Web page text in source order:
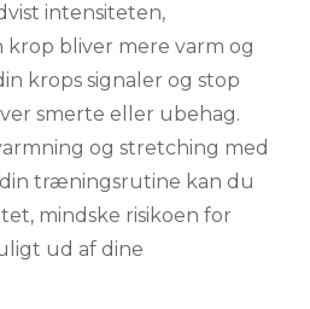
intensiteten,
bliver mere varm og
krops signaler og stop
smerte eller ubehag.
og stretching med
træningsrutine kan du
mindske risikoen for
ud af dine